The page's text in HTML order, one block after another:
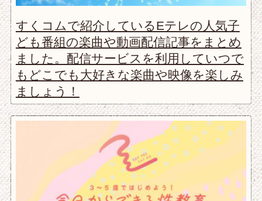
すくコムで紹介しているEテレの人気子
ども番組の楽曲や動画配信記事をまとめ
ました。配信サービスを利用していつで
もどこでも大好きな楽曲や映像を楽しみ
ましょう！